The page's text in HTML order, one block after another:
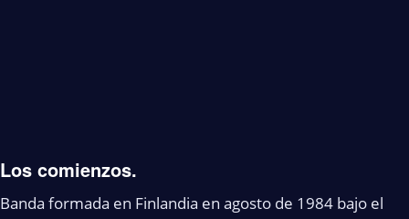
Los comienzos.
Banda formada en Finlandia en agosto de 1984 bajo el